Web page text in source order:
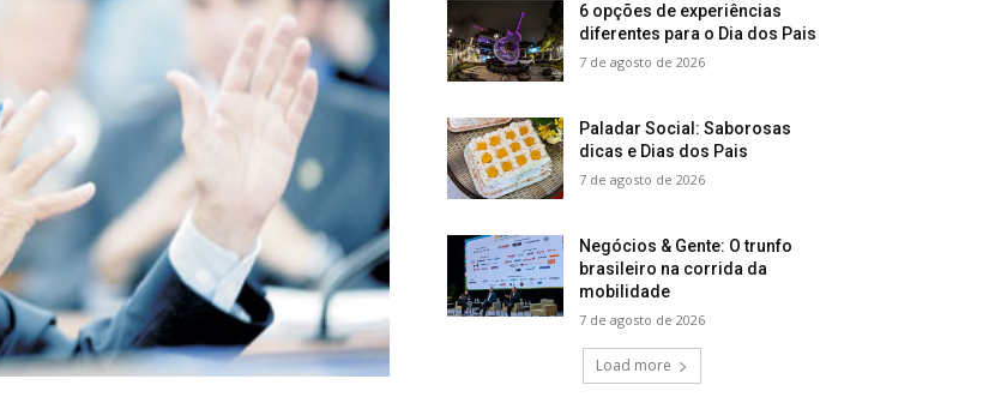
6 opções de experiências
diferentes para o Dia dos Pais
7 de agosto de 2026
Paladar Social: Saborosas
dicas e Dias dos Pais
7 de agosto de 2026
Negócios & Gente: O trunfo
brasileiro na corrida da
mobilidade
7 de agosto de 2026
Load more